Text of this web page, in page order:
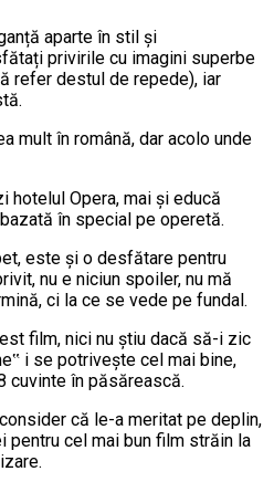
aparte în stil și
privirile cu imagini superbe
refer destul de repede), iar
mult în română, dar acolo unde
hotelul Opera, mai și educă
în special pe operetă.
este și o desfătare pentru
nu e niciun spoiler, nu mă
ci la ce se vede pe fundal.
film, nici nu știu dacă să-i zic
i se potrivește cel mai bine,
cuvinte în păsărească.
că le-a meritat pe deplin,
pentru cel mai bun film străin la